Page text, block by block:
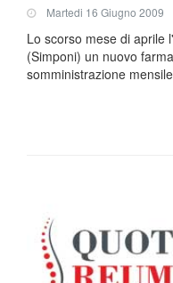
Martedi 16 Giugno 2009
Lo scorso mese di aprile
(Simponi) un nuovo
somministrazione